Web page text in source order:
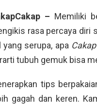
– Memiliki
rasa percaya diri
yang serupa, apa
tubuh gemuk bisa
tips
gagah dan keren.